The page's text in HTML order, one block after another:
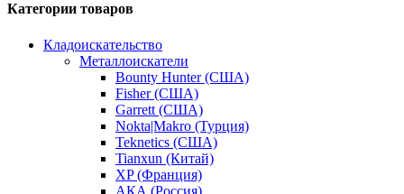
Категории товаров
Кладоискательство
Металлоискатели
Bounty Hunter (США)
Fisher (США)
Garrett (США)
Nokta|Makro (Турция)
Teknetics (США)
Tianxun (Китай)
XP (Франция)
АКА (Россия)